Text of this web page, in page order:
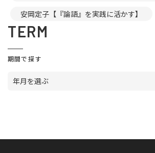
安岡定子【『論語』を実践に活かす】
TERM
期間で探す
年月を選ぶ